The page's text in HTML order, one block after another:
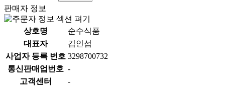
판매자 정보
상호명
순수식품
대표자
김인섭
사업자 등록 번호 3298700732
통신판매업번호 -
고객센터
-